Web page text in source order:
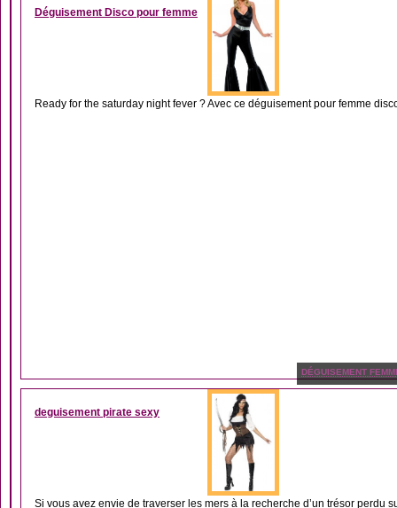
Déguisement Disco pour femme
Ready for the saturday night fever ? Avec ce déguisement pour femme
DÉGUISEMENT
deguisement pirate sexy
Si vous avez envie de traverser les mers à la recherche d’un trésor perdu